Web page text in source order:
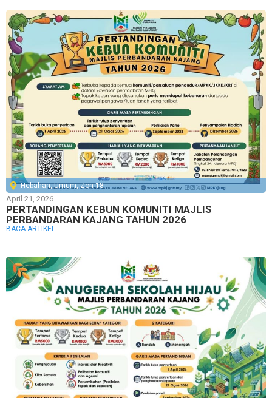
Hebahan,Umum,Zon 18
April 21, 2026
PERTANDINGAN KEBUN KOMUNITI MAJLIS
PERBANDARAN KAJANG TAHUN 2026
BACA ARTIKEL